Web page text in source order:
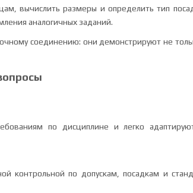
вычислить размеры и определить тип
аналогичных заданий.
соединению: они демонстрируют не
по дисциплине и легко
контрольной по допускам, посадкам и